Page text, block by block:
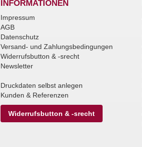
INFORMATIONEN
Impressum
AGB
Datenschutz
Versand- und Zahlungsbedingungen
Widerrufsbutton & -srecht
Newsletter
Druckdaten selbst anlegen
Kunden & Referenzen
Widerrufsbutton & -srecht